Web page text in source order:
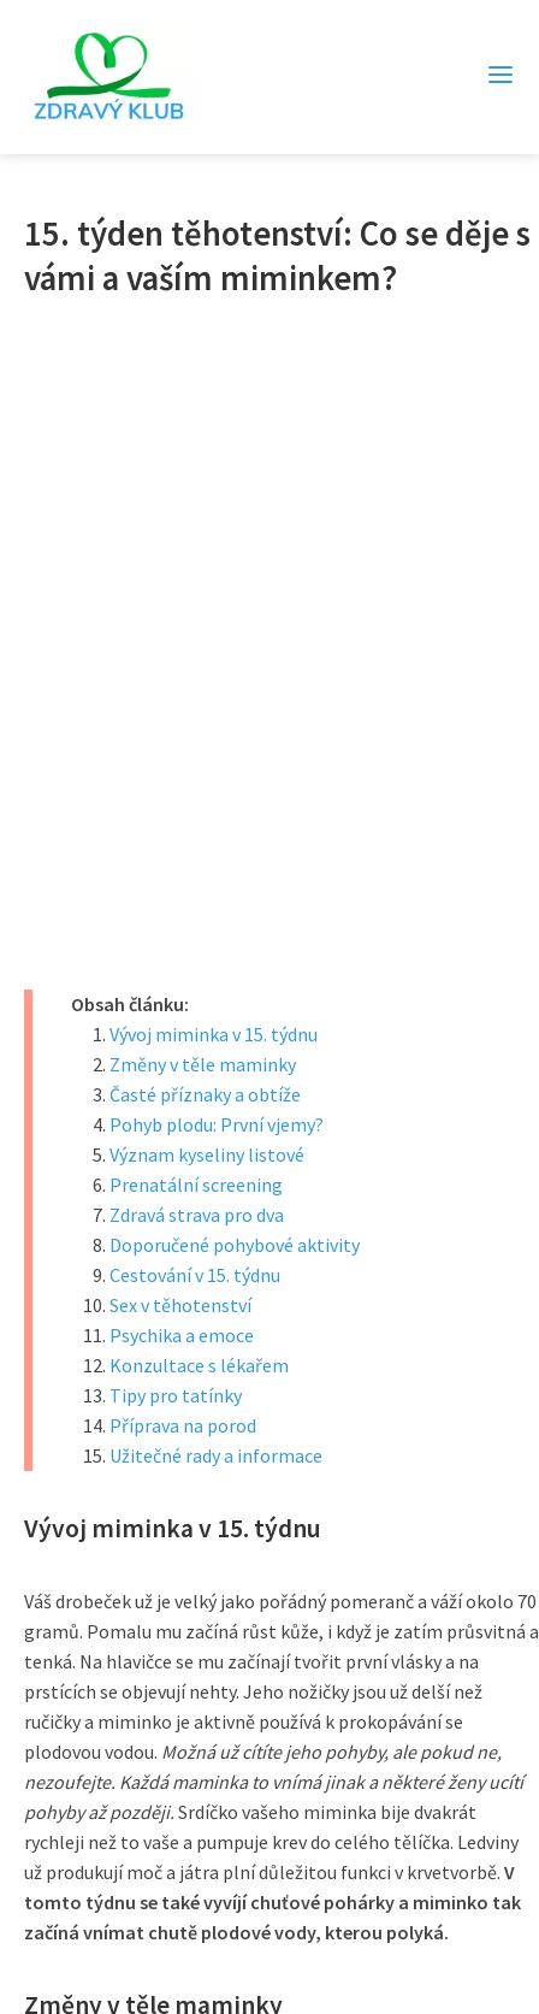
15. týden těhotenství: Co se děje s
vámi a vaším miminkem?
Obsah článku:
Vývoj miminka v 15. týdnu
Změny v těle maminky
Časté příznaky a obtíže
Pohyb plodu: První vjemy?
Význam kyseliny listové
Prenatální screening
Zdravá strava pro dva
Doporučené pohybové aktivity
Cestování v 15. týdnu
Sex v těhotenství
Psychika a emoce
Konzultace s lékařem
Tipy pro tatínky
Příprava na porod
Užitečné rady a informace
Vývoj miminka v 15. týdnu
Váš drobeček už je velký jako pořádný pomeranč a váží okolo 70
gramů. Pomalu mu začíná růst kůže, i když je zatím průsvitná a
tenká. Na hlavičce se mu začínají tvořit první vlásky a na
prstících se objevují nehty. Jeho nožičky jsou už delší než
ručičky a miminko je aktivně používá k prokopávání se
plodovou vodou. Možná už cítíte jeho pohyby, ale pokud ne,
nezoufejte. Každá maminka to vnímá jinak a některé ženy ucítí
pohyby až později. Srdíčko vašeho miminka bije dvakrát
rychleji než to vaše a pumpuje krev do celého tělíčka. Ledviny
už produkují moč a játra plní důležitou funkci v krvetvorbě. V
tomto týdnu se také vyvíjí chuťové pohárky a miminko tak
začíná vnímat chutě plodové vody, kterou polyká.
Změny v těle maminky